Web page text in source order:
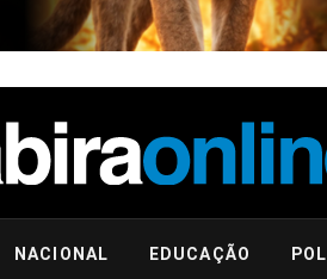
NACIONAL EDUCAÇÃO